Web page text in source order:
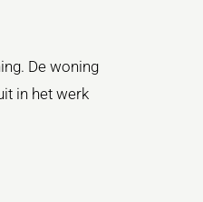
De woning
in het werk